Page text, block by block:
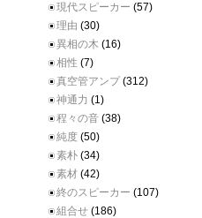
現代スピーカー (57)
理由 (30)
異相の木 (16)
相性 (7)
真空管アンプ (312)
神通力 (1)
程々の音 (38)
純度 (50)
素朴 (34)
素材 (42)
終のスピーカー (107)
組合せ (186)